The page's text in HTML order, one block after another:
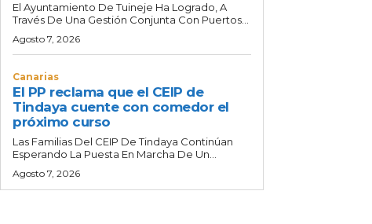
El Ayuntamiento De Tuineje Ha Logrado, A
Través De Una Gestión Conjunta Con Puertos...
Agosto 7, 2026
Canarias
El PP reclama que el CEIP de
Tindaya cuente con comedor el
próximo curso
Las Familias Del CEIP De Tindaya Continúan
Esperando La Puesta En Marcha De Un...
Agosto 7, 2026